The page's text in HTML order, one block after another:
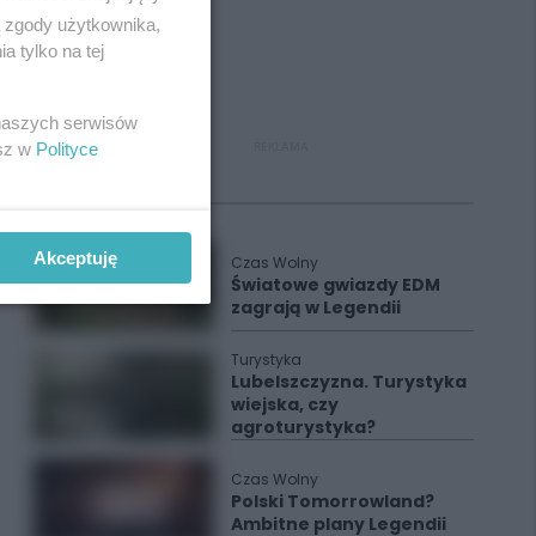
Czas Wolny
Światowe gwiazdy EDM
zagrają w Legendii
Turystyka
Lubelszczyzna. Turystyka
wiejska, czy
agroturystyka?
Czas Wolny
Polski Tomorrowland?
Ambitne plany Legendii
użytkownika,
tylko na tej
serwisów
w Polityce
Akceptuję